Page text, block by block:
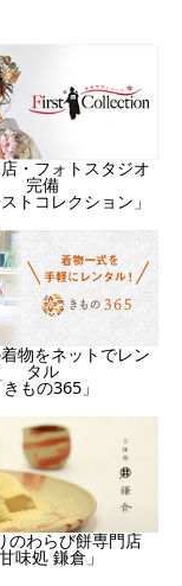
・フォトスタジオ
完備
ストコレクション」
物をネットでレン
タル
きもの365」
のわらび餅専門店
味処 鎌倉」